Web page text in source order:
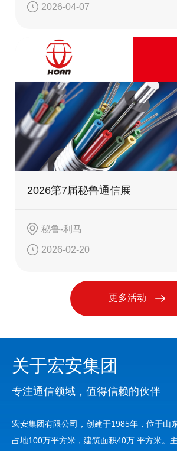
2026-04-07
2026第7届秘鲁通信展
秘鲁-利马
2026-02-20
更多活动
关于宏安集团
专注通信领域，值得信赖的伙伴
宏安集团有限公司，创建于1985年，位于山
占地100万平方米，建筑面积40万 平方米。